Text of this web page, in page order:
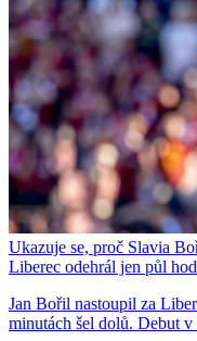
Ukazuje se, proč Slavia
Liberec odehrál jen půl
Jan Bořil nastoupil za
minutách šel dolů. Debut